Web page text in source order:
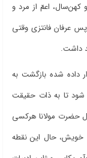
کهنسال، اعمّ از مرد و
پس عرفان فانتزی وقتی
داشت.
داده شده بازگشت به
تا به ذات حقیقت
حضرت مولانا هرکسی
خویش، حال این نقطه